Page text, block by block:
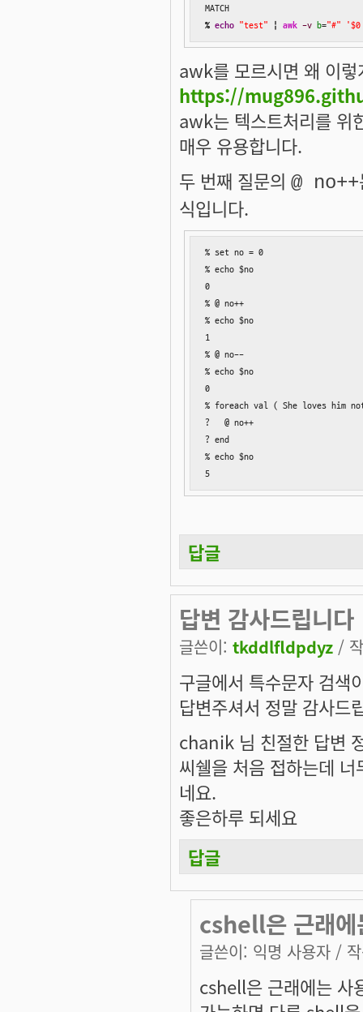
% echo "test" | awk -v b="#"
awk를 모르시면 왜 이
https://
awk는 텍스트처리를 위
매우 유용합니다.
두 번째 질문의 @ no++
식입니다.
% set no = 0
% echo $no
0
% @ no++
% echo $no
1
% @ no--
% echo $no
0
% foreach val ( She loves him
?   @ no++
? end
% echo $no
5
답글
답변 감사드립니다
글쓴이: tkddlfldpdyz /
구글에서 특수문자 검색
답변주셔서 정말 감사드
chanik 님 친절한 답변
씨쉘을 처음 접하는데
네요.
좋은하루 되세요
답글
cshell은 근래에
글쓴이: 익명 사용자 /
cshell은 근래에는 사